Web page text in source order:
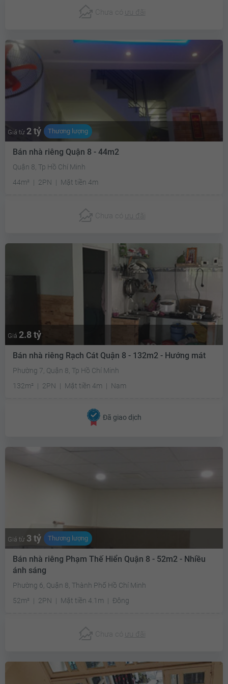
Chưa có ưu đãi
Giá từ 2 tỷ Thương lượng
Bán nhà riêng Quận 8 - 44m2
Quận 8, Tp Hồ Chí Minh
44m²
2PN Mặt tiền 4m
Chưa có ưu đãi
Giá 2.8 tỷ
Bán nhà riêng Rạch Cát Quận 8 - 132m2 - Hướng mát
Phường 7, Quận 8, Tp Hồ Chí Minh
132m²
2PN Mặt tiền 4m Nam
Đã giao dịch
Giá từ 3 tỷ Thương lượng
Bán nhà riêng Phạm Thế Hiển Quận 8 - 52m2 - Nhiều
ánh sáng
Phường 6, Quận 8, Thành Phố Hồ Chí Minh
52m²
2PN Mặt tiền 4.1m Đông
Chưa có ưu đãi